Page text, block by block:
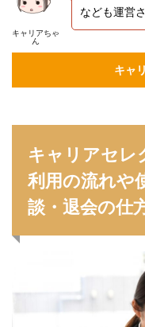
キャリアちゃ
ん
なども運営
キャ
キャリアセレ
利用の流れや
談・退会の仕方